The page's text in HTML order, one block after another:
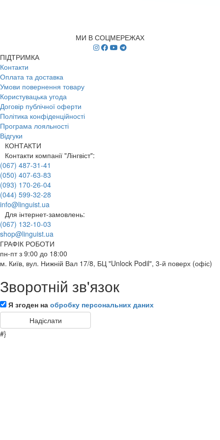
МИ В СОЦМЕРЕЖАХ
ПІДТРИМКА
Контакти
Оплата та доставка
Умови повернення товару
Користувацька угода
Договір публічної оферти
Політика конфіденційності
Програма лояльності
Відгуки
КОНТАКТИ
Контакти компанії "Лінгвіст":
(067) 487-31-41
(050) 407-63-83
(093) 170-26-04
(044) 599-32-28
info@linguist.ua
Для інтернет-замовлень:
(067) 132-10-03
shop@linguist.ua
ГРАФІК РОБОТИ
пн-пт з 9:00 до 18:00
м. Київ, вул. Нижній Вал 17/8, БЦ "Unlock Podil", 3-й поверх (офіс)
Зворотній зв'язок
Я згоден на обробку персональних даних
#}